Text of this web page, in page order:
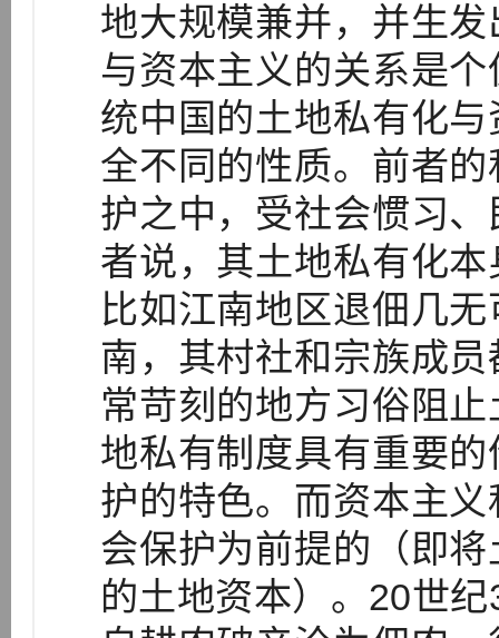
地大规模兼并，并生
与资本主义的关系是
统中国的土地私有化
全不同的性质。前者
护之中，受社会惯习
者说，其土地私有化
比如江南地区退佃几
南，其村社和宗族成
常苛刻的地方习俗阻
地私有制度具有重要
护的特色。而资本主
会保护为前提的（即
的土地资本）。20世